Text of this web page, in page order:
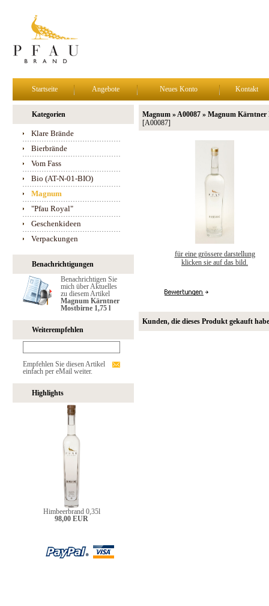
Startseite Angebote Neues Konto Kontakt
Kategorien
Klare Brände
Bierbrände
Vom Fass
Bio (AT-N-01-BIO)
Magnum
"Pfau Royal"
Geschenkideen
Verpackungen
Benachrichtigungen
Benachrichtigen Sie
mich über Aktuelles
zu diesem Artikel
Magnum Kärntner
Mostbirne 1,75 l
Weiterempfehlen
Empfehlen Sie diesen Artikel
einfach per eMail weiter.
Highlights
Himbeerbrand 0,35l
98,00 EUR
Magnum » A00087 » Magnum Kärntner
[A00087]
für eine grössere darstellung
klicken sie auf das bild.
Kunden, die dieses Produkt gekauft